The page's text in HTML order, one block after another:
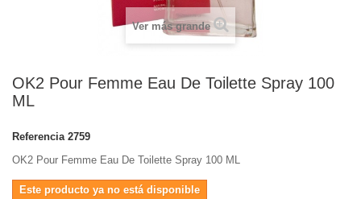
Ver más grande
OK2 Pour Femme Eau De Toilette Spray 100
ML
Referencia 2759
OK2 Pour Femme Eau De Toilette Spray 100 ML
Este producto ya no está disponible